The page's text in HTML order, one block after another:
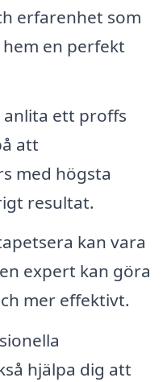
erfarenhet som
en perfekt
anlita ett proffs
att
med högsta
resultat.
kan vara
expert kan göra
mer effektivt.
hjälpa dig att